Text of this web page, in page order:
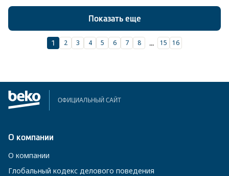
Показать еще
1 2 3 4 5 6 7 8 ... 15 16
ОФИЦИАЛЬНЫЙ САЙТ
О компании
О компании
Глобальный кодекс делового поведения